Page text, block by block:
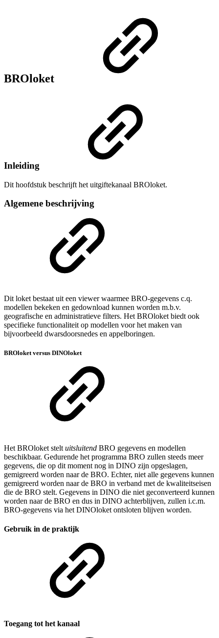
BROloket
Inleiding
Dit hoofdstuk beschrijft het uitgiftekanaal BROloket.
Algemene beschrijving
Dit loket bestaat uit een viewer waarmee BRO-gegevens c.q.
modellen bekeken en gedownload kunnen worden m.b.v.
geografische en administratieve filters. Het BROloket biedt ook
specifieke functionaliteit op modellen voor het maken van
bijvoorbeeld dwarsdoorsnedes en appelboringen.
BROloket versus DINOloket
Het BROloket stelt uitsluitend BRO gegevens en modellen
beschikbaar. Gedurende het programma BRO zullen steeds meer
gegevens, die op dit moment nog in DINO zijn opgeslagen,
gemigreerd worden naar de BRO. Echter, niet alle gegevens kunnen
gemigreerd worden naar de BRO in verband met de kwaliteitseisen
die de BRO stelt. Gegevens in DINO die niet geconverteerd kunnen
worden naar de BRO en dus in DINO achterblijven, zullen i.c.m.
BRO-gegevens via het DINOloket ontsloten blijven worden.
Gebruik in de praktijk
Toegang tot het kanaal